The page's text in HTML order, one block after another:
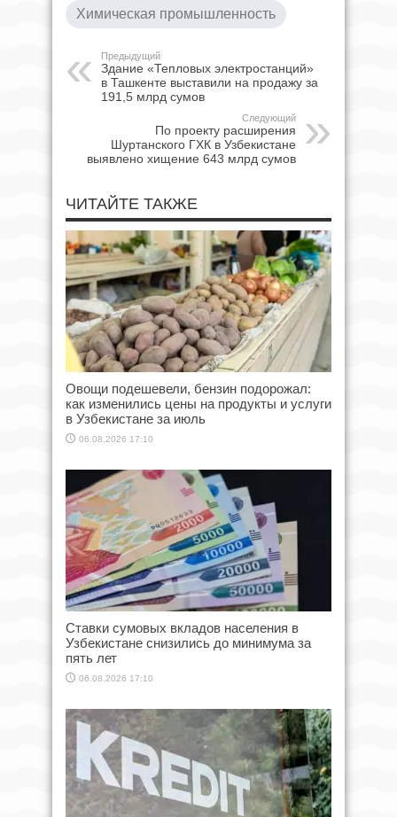
Химическая промышленность
Предыдущий
Здание «Тепловых электростанций»
в Ташкенте выставили на продажу за
191,5 млрд сумов
Следующий
По проекту расширения
Шуртанского ГХК в Узбекистане
выявлено хищение 643 млрд сумов
ЧИТАЙТЕ ТАКЖЕ
Овощи подешевели, бензин подорожал:
как изменились цены на продукты и услуги
в Узбекистане за июль
06.08.2026 17:10
Ставки сумовых вкладов населения в
Узбекистане снизились до минимума за
пять лет
06.08.2026 17:10